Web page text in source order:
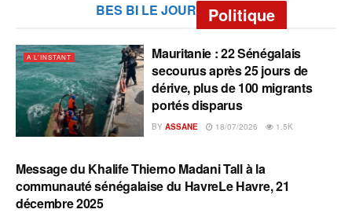
BES BI LE JOUR Politique
A L'INSTANT
Mauritanie : 22 Sénégalais
secourus après 25 jours de
dérive, plus de 100 migrants
portés disparus
BY ASSANE 18/07/2026 1.5K
A L'INSTANT
Message du Khalife Thierno Madani Tall à la
communauté sénégalaise du HavreLe Havre, 21
décembre 2025